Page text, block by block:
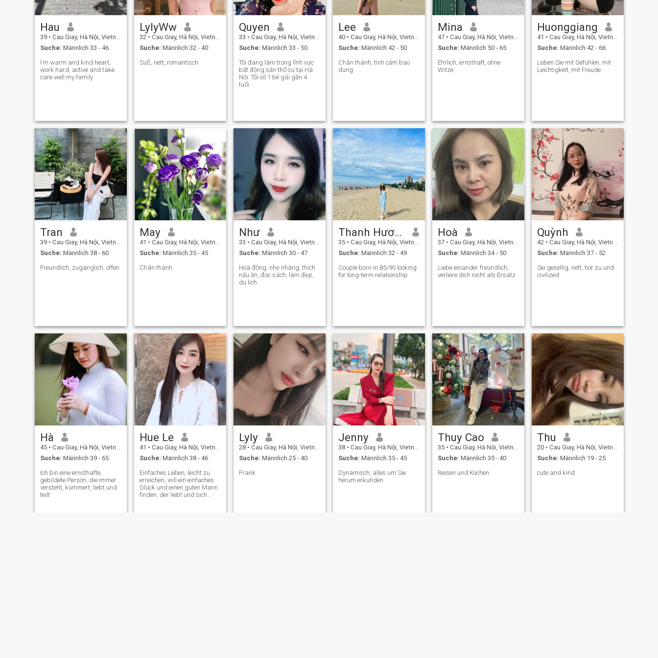
Hau
39 • Cau Giay, Hà Nội, Vietnam
Suche: Männlich 33 - 46
I'm warm and kind heart,
work hard, active and take
care well my family
LylyWw
32 • Cau Giay, Hà Nội, Vietnam
Suche: Männlich 32 - 40
Süß, nett, romantisch
Quyen
33 • Cau Giay, Hà Nội, Vietnam
Suche: Männlich 33 - 50
Tôi đang làm trong lĩnh vực
bất động sản thổ cư tại Hà
Nội. Tôi có 1 bé gái gần 4
tuổi.
Lee
40 • Cau Giay, Hà Nội, Vietnam
Suche: Männlich 42 - 50
Chân thành, tình cảm bao
dung
Mina
47 • Cau Giay, Hà Nội, Vietnam
Suche: Männlich 50 - 65
Ehrlich, ernsthaft, ohne
Witze.
Huonggiang
41 • Cau Giay, Hà Nội, Vietnam
Suche: Männlich 42 - 66
Leben Sie mit Gefühlen, mit
Leichtigkeit, mit Freude.
Tran
39 • Cau Giay, Hà Nội, Vietnam
Suche: Männlich 38 - 60
Freundlich, zugänglich, offen
May
41 • Cau Giay, Hà Nội, Vietnam
Suche: Männlich 35 - 45
Chân thành
Như
33 • Cau Giay, Hà Nội, Vietnam
Suche: Männlich 30 - 47
Hoà đồng, nhẹ nhàng, thích
nấu ăn, đọc sách, làm đẹp,
du lịch
Thanh Hương
35 • Cau Giay, Hà Nội, Vietnam
Suche: Männlich 32 - 49
Couple born in 85/90 looking
for long-term relationship
Hoà
37 • Cau Giay, Hà Nội, Vietnam
Suche: Männlich 34 - 50
Liebe einander freundlich,
verliere dich nicht als Ersatz
Quỳnh
42 • Cau Giay, Hà Nội, Vietnam
Suche: Männlich 37 - 52
Sei gesellig, nett, hör zu und
civilized​​ ​
Hà
45 • Cau Giay, Hà Nội, Vietnam
Suche: Männlich 39 - 65
Ich bin eine ernsthafte,
gebildete Person, die immer
versteht, kümmert, liebt und
teilt
Hue Le
41 • Cau Giay, Hà Nội, Vietnam
Suche: Männlich 38 - 46
Einfaches Leben, leicht zu
erreichen, will ein einfaches
Glück und einen guten Mann
finden, der liebt und sich
Lyly
28 • Cau Giay, Hà Nội, Vietnam
Suche: Männlich 25 - 40
Frank ​
Jenny
38 • Cau Giay, Hà Nội, Vietnam
Suche: Männlich 35 - 45
Dynamisch, alles um Sie
herum erkunden
Thuy Cao
35 • Cau Giay, Hà Nội, Vietnam
Suche: Männlich 35 - 40
Reisen und Kochen
Thu
20 • Cau Giay, Hà Nội, Vietnam
Suche: Männlich 19 - 25
cute and kind